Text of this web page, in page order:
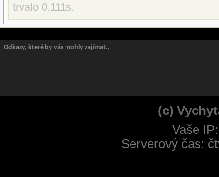
trvalo 0.111s.
Odkazy, které by vás mohly zajímat..
(c)
Vaše
Serverový čas: